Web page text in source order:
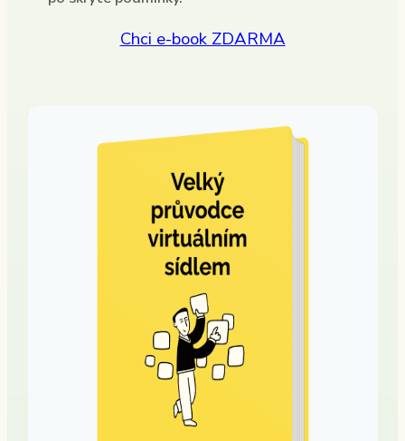
Chci e-book ZDARMA